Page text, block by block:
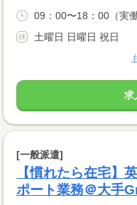
09：00〜18：00（実
土曜日 日曜日 祝日
求
[一般派遣]
【慣れたら在宅】
ポート業務＠大手